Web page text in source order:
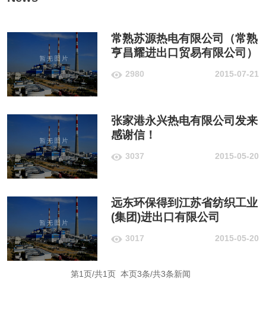
常熟苏源热电有限公司（常熟
亨昌耀进出口贸易有限公司）
2980 2015-07-21
张家港永兴热电有限公司发来
感谢信！
3037 2015-05-20
远东环保得到江苏省纺织工业
(集团)进出口有限公司
3017 2015-05-20
第1页/共1页 本页3条/共3条新闻